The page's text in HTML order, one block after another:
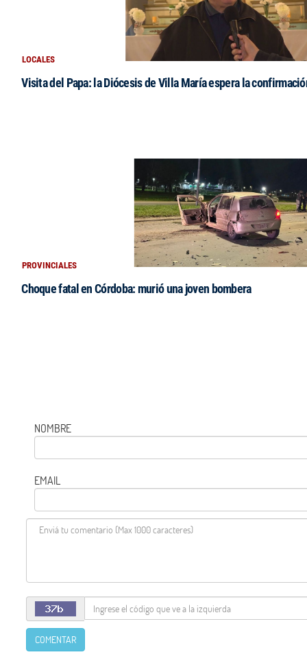
LOCALES
Visita del Papa: la Diócesis de Villa María espera la
PROVINCIALES
Choque fatal en Córdoba: murió una joven bombera
NOMBRE
EMAIL
COMENTAR